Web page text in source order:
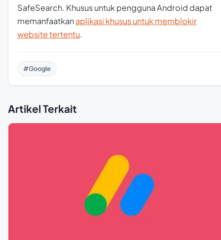
SafeSearch. Khusus untuk pengguna Android dapat
memanfaatkanaplikasi khusus untuk memblokir
website tertentu.
#Google
Artikel Terkait